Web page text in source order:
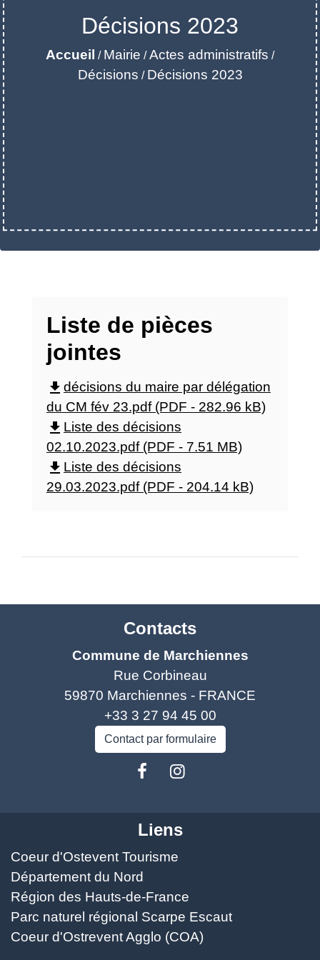
Décisions 2023
Accueil / Mairie /Actes administratifs /
Décisions / Décisions 2023
Liste de pièces
jointes
file_download décisions du maire par délégation
du CM fév 23.pdf (PDF - 282.96 kB)
file_download Liste des décisions
02.10.2023.pdf (PDF - 7.51 MB)
file_download Liste des décisions
29.03.2023.pdf (PDF - 204.14 kB)
Contacts
Commune de Marchiennes
Rue Corbineau
59870 Marchiennes - FRANCE
+33 3 27 94 45 00
Contact par formulaire
Liens
Coeur d'Ostevent Tourisme
Département du Nord
Région des Hauts-de-France
Parc naturel régional Scarpe Escaut
Coeur d'Ostrevent Agglo (COA)